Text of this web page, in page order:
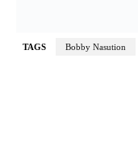
TAGS Bobby Nasution